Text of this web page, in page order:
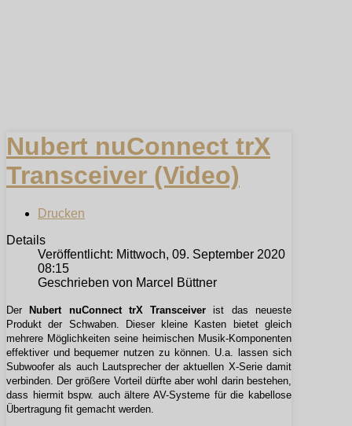
Nubert nuConnect trX
Transceiver (Video)
Drucken
Details
Veröffentlicht: Mittwoch, 09. September 2020
08:15
Geschrieben von Marcel Büttner
Der Nubert nuConnect trX Transceiver ist das neueste
Produkt der Schwaben. Dieser kleine Kasten bietet gleich
mehrere Möglichkeiten seine heimischen Musik-Komponenten
effektiver und bequemer nutzen zu können. U.a. lassen sich
Subwoofer als auch Lautsprecher der aktuellen X-Serie damit
verbinden. Der größere Vorteil dürfte aber wohl darin bestehen,
dass hiermit bspw. auch ältere AV-Systeme für die kabellose
Übertragung fit gemacht werden.